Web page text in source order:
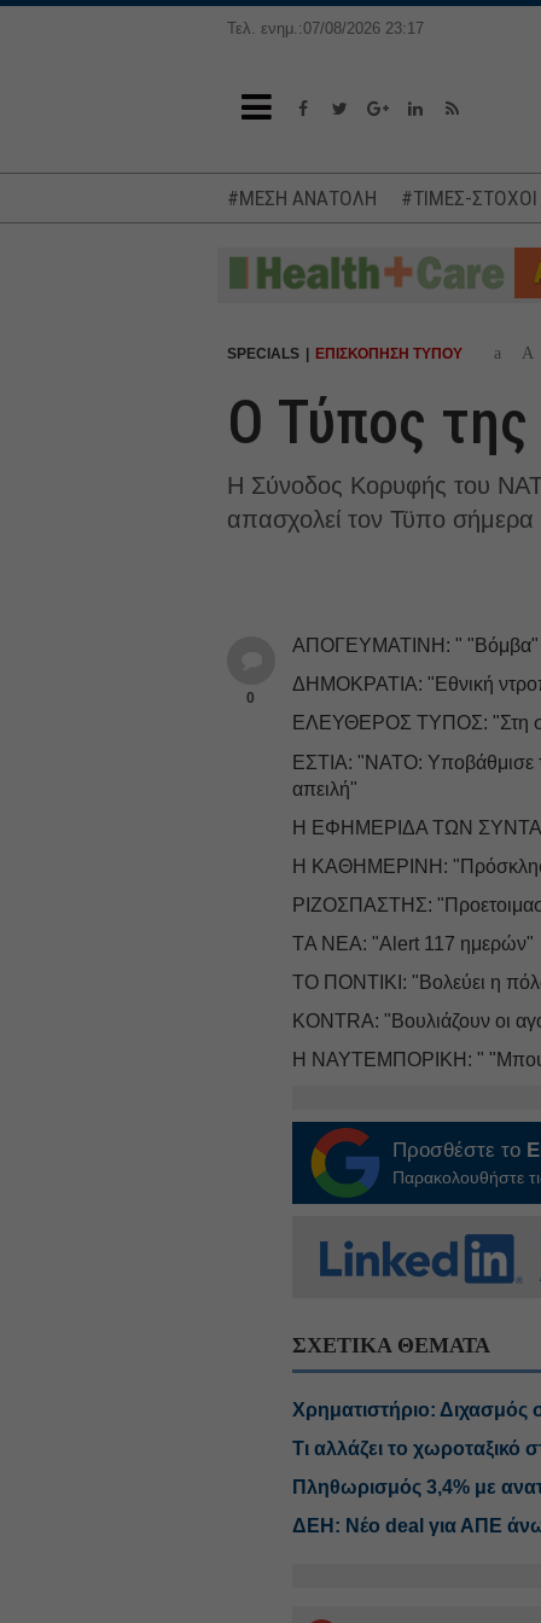
Τελ. ενημ.:07/08/2026 23:17
#ΜΕΣΗ ΑΝΑΤΟΛΗ #ΤΙΜΕΣ-
SPECIALS ΕΠΙΣΚΟΠΗΣΗ ΤΥΠΟΥ a A
Ο Τύπος
Η Σύνοδος Κορυφής του
απασχολεί τον Τϋπο
0
ΑΠΟΓΕΥΜΑΤΙΝΗ: " "Βόμβα"
ΔΗΜΟΚΡΑΤΙΑ: "Εθνική
ΕΛΕΥΘΕΡΟΣ ΤΥΠΟΣ: "Στη
ΕΣΤΙΑ: "ΝΑΤΟ: Υποβάθμισε
απειλή"
Η ΕΦΗΜΕΡΙΔΑ ΤΩΝ
Η ΚΑΘΗΜΕΡΙΝΗ: "Πρόσκληση
ΡΙΖΟΣΠΑΣΤΗΣ:
ΤA NEA: "Alert 117 ημερών"
ΤΟ ΠΟΝΤΙΚΙ: "Βολεύει η
ΚONTRA: "Βουλιάζουν οι
Η ΝΑΥΤΕΜΠΟΡΙΚΗ: "
Προσθέστε το
Παρακολουθήστε
ΣΧΕΤΙΚΑ ΘΕΜΑΤΑ
Χρηματιστήριο: Διχασμός
Τι αλλάζει το χωροταξικό
Πληθωρισμός 3,4% με
ΔΕΗ: Νέο deal για ΑΠΕ